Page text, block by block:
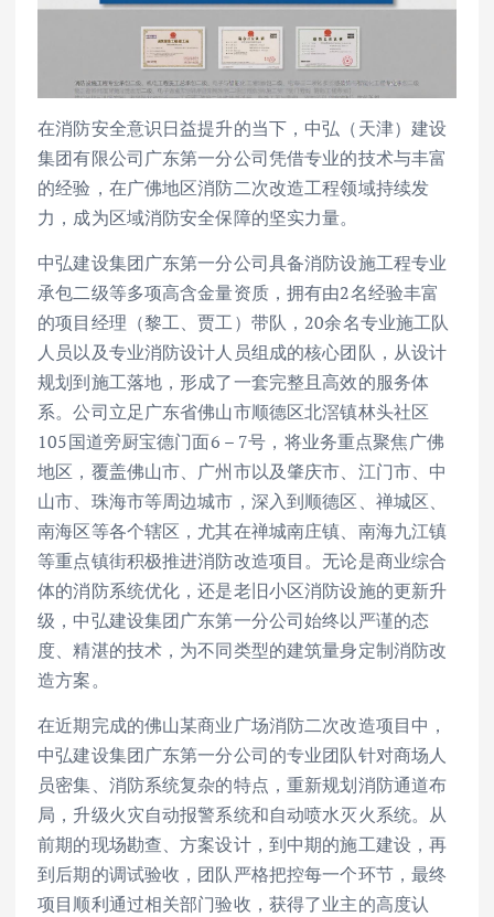
在消防安全意识日益提升的当下，中弘（天津）建设
集团有限公司广东第一分公司凭借专业的技术与丰富
的经验，在广佛地区消防二次改造工程领域持续发
力，成为区域消防安全保障的坚实力量。
中弘建设集团广东第一分公司具备消防设施工程专业
承包二级等多项高含金量资质，拥有由2名经验丰富
的项目经理（黎工、贾工）带队，20余名专业施工队
人员以及专业消防设计人员组成的核心团队，从设计
规划到施工落地，形成了一套完整且高效的服务体
系。公司立足广东省佛山市顺德区北滘镇林头社区
105国道旁厨宝德门面6 – 7号，将业务重点聚焦广佛
地区，覆盖佛山市、广州市以及肇庆市、江门市、中
山市、珠海市等周边城市，深入到顺德区、禅城区、
南海区等各个辖区，尤其在禅城南庄镇、南海九江镇
等重点镇街积极推进消防改造项目。无论是商业综合
体的消防系统优化，还是老旧小区消防设施的更新升
级，中弘建设集团广东第一分公司始终以严谨的态
度、精湛的技术，为不同类型的建筑量身定制消防改
造方案。
在近期完成的佛山某商业广场消防二次改造项目中，
中弘建设集团广东第一分公司的专业团队针对商场人
员密集、消防系统复杂的特点，重新规划消防通道布
局，升级火灾自动报警系统和自动喷水灭火系统。从
前期的现场勘查、方案设计，到中期的施工建设，再
到后期的调试验收，团队严格把控每一个环节，最终
项目顺利通过相关部门验收，获得了业主的高度认